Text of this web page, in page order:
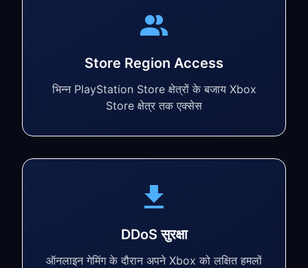
Store Region Access
भिन्न PlayStation Store क्षेत्रों के बजाय Xbox
Store क्षेत्र तक एक्सेस
DDoS सुरक्षा
ऑनलाइन गेमिंग के दौरान अपने Xbox को लक्षित हमलों